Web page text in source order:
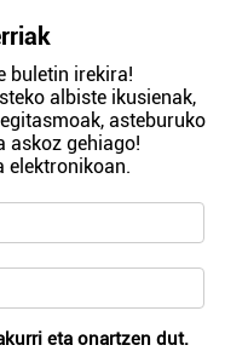
buletin irekira!
albiste ikusienak,
asteburuko
askoz gehiago!
elektronikoan.
eta onartzen dut.